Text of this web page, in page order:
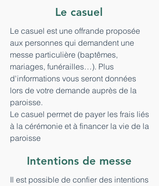
Le casuel
Le casuel est une offrande proposée
aux personnes qui demandent une
messe particulière (baptêmes,
mariages, funérailles…). Plus
d'informations vous seront données
lors de votre demande auprès de la
paroisse.
Le casuel permet de payer les frais liés
à la cérémonie et à financer la vie de la
paroisse
Intentions de messe
Il est possible de confier des intentions